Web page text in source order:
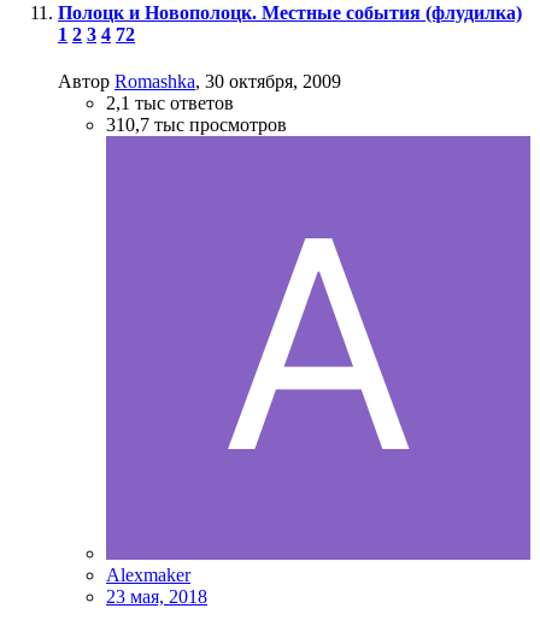
Полоцк и Новополоцк. Местные события (флудилка)
1 2 3 4 72
Автор Romashka, 30 октября, 2009
2,1 тыс ответов
310,7 тыс просмотров
Alexmaker
23 мая, 2018